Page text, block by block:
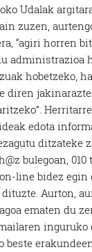
Udalak
zuzen,
“agiri horren
administrazioa
hobetzeko,
diren
edota
ditzateke
bulegoan, 010
line bidez egin
Aurton,
ematen du
beste